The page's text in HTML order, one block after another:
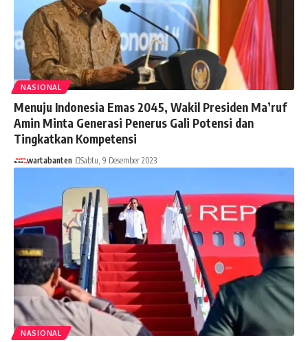
NASIONAL
Menuju Indonesia Emas 2045, Wakil Presiden Ma’ruf
Amin Minta Generasi Penerus Gali Potensi dan
Tingkatkan Kompetensi
wartabanten Sabtu, 9 Desember 2023
NASIONAL